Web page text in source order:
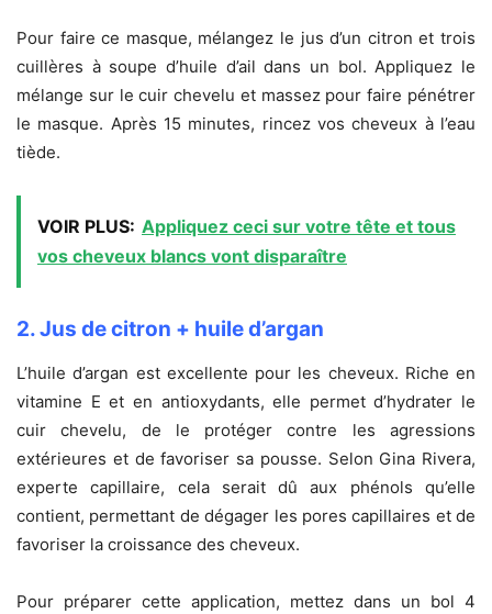
Pour faire ce masque, mélangez le jus d’un citron et trois
cuillères à soupe d’huile d’ail dans un bol. Appliquez le
mélange sur le cuir chevelu et massez pour faire pénétrer
le masque. Après 15 minutes, rincez vos cheveux à l’eau
tiède.
VOIR PLUS: Appliquez ceci sur votre tête et tous
vos cheveux blancs vont disparaître
2. Jus de citron + huile d’argan
L’huile d’argan est excellente pour les cheveux. Riche en
vitamine E et en antioxydants, elle permet d’hydrater le
cuir chevelu, de le protéger contre les agressions
extérieures et de favoriser sa pousse. Selon Gina Rivera,
experte capillaire, cela serait dû aux phénols qu’elle
contient, permettant de dégager les pores capillaires et de
favoriser la croissance des cheveux.
Pour préparer cette application, mettez dans un bol 4